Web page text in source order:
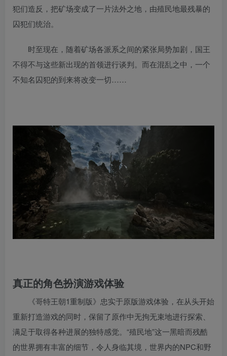
犯们造反，把矿场变成了一片法外之地，由殖民地最残暴的
囚犯们统治。
时至现在，随着矿场各派系之间的紧张局势加剧，国王
不得不与这些新出现的首领进行谈判。而在混乱之中，一个
不知名囚犯的到来将改变一切……
真正的角色扮演游戏体验
《哥特王朝1重制版》忠实于原版游戏体验，在从头开始
重新打造游戏的同时，保留了原作中无拘无束地进行探索、
满足于取得各种进展的独特感觉。“殖民地”这一黑暗而残酷
的世界拥有丰富的细节，令人身临其境，世界内的NPC和野